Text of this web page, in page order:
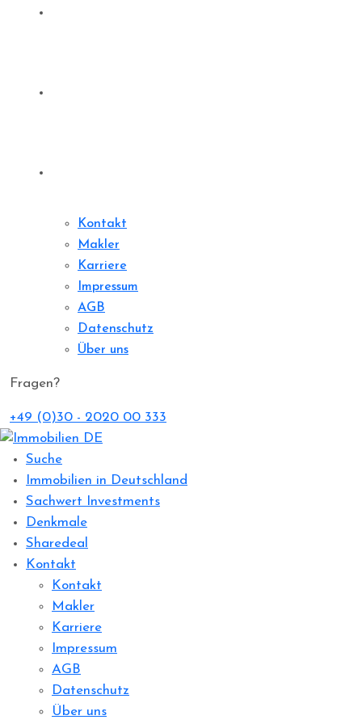
Kontakt
Makler
Karriere
Impressum
AGB
Datenschutz
Über uns
Fragen?
+49 (0)30 - 2020 00 333
Suche
Immobilien in Deutschland
Sachwert Investments
Denkmale
Sharedeal
Kontakt
Kontakt
Makler
Karriere
Impressum
AGB
Datenschutz
Über uns